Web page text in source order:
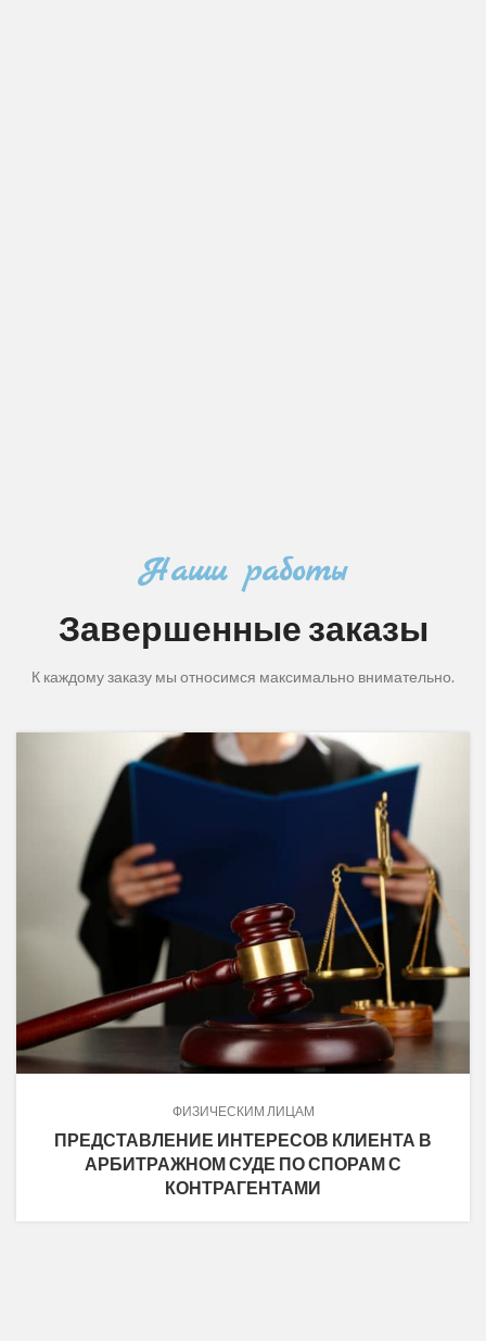
Наши работы
Завершенные заказы
К каждому заказу мы относимся максимально внимательно.
ФИЗИЧЕСКИМ ЛИЦАМ
ПРЕДСТАВЛЕНИЕ ИНТЕРЕСОВ КЛИЕНТА В
АРБИТРАЖНОМ СУДЕ ПО СПОРАМ С
КОНТРАГЕНТАМИ